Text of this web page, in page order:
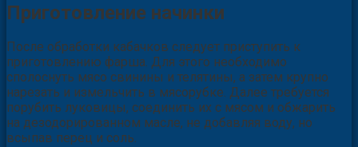
Приготовление начинки
После обработки кабачков следует приступить к
приготовлению фарша. Для этого необходимо
сполоснуть мясо свинины и телятины, а затем крупно
нарезать и измельчить в мясорубке. Далее требуется
порубить луковицы, соединить их с мясом и обжарить
на дезодорированном масле, не добавляя воду, но
всыпав перец и соль.